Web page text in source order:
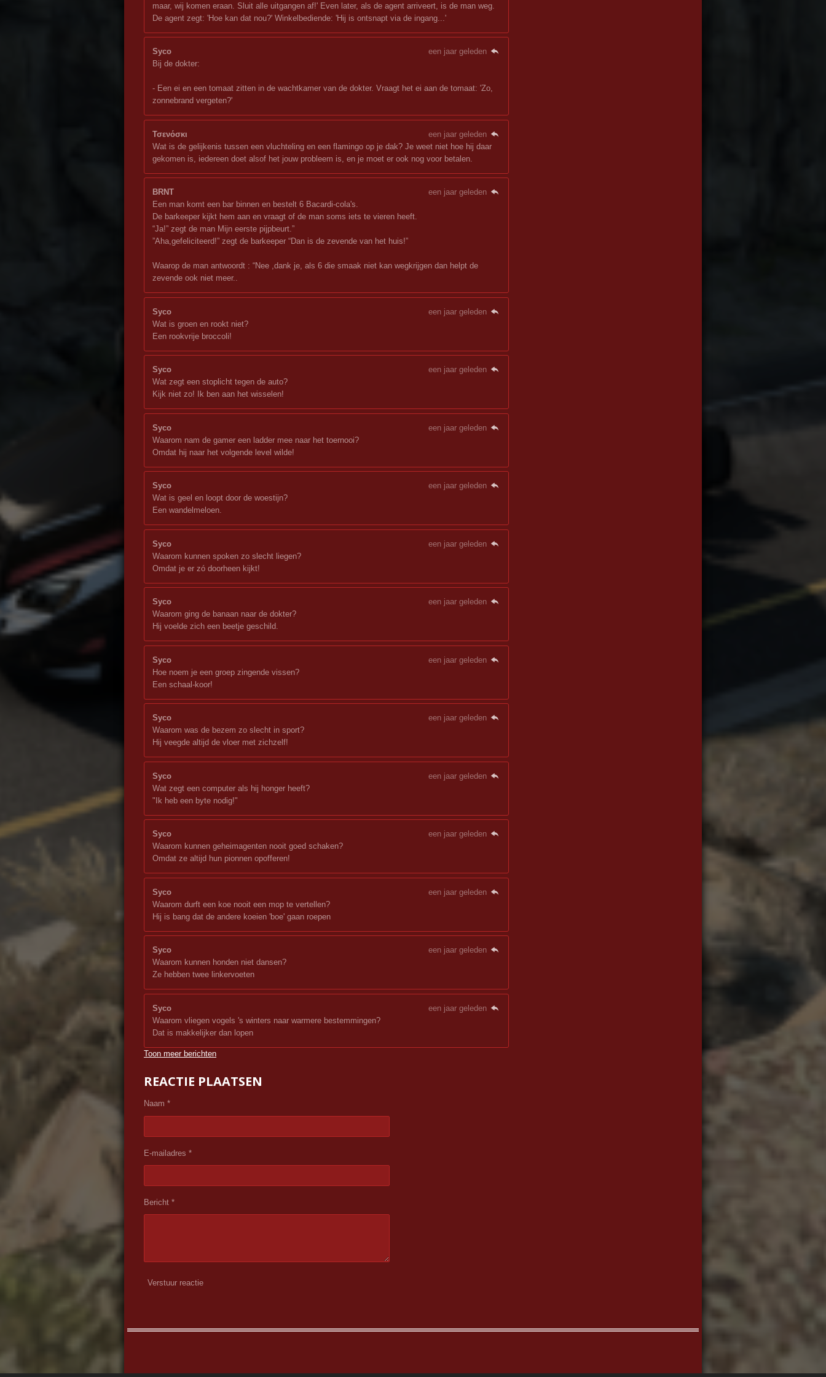
maar, wij komen eraan. Sluit alle uitgangen af!' Even later, als de agent arriveert, is de man weg.
De agent zegt: 'Hoe kan dat nou?' Winkelbediende: 'Hij is ontsnapt via de ingang...'
Syco
een jaar geleden
Bij de dokter:
- Een ei en een tomaat zitten in de wachtkamer van de dokter. Vraagt het ei aan de tomaat: 'Zo,
zonnebrand vergeten?'
Τσενόσκι
een jaar geleden
Wat is de gelijkenis tussen een vluchteling en een flamingo op je dak? Je weet niet hoe hij daar
gekomen is, iedereen doet alsof het jouw probleem is, en je moet er ook nog voor betalen.
BRNT
een jaar geleden
Een man komt een bar binnen en bestelt 6 Bacardi-cola's.
De barkeeper kijkt hem aan en vraagt of de man soms iets te vieren heeft.
“Ja!” zegt de man Mijn eerste pijpbeurt.”
”Aha,gefeliciteerd!” zegt de barkeeper “Dan is de zevende van het huis!”
Waarop de man antwoordt : “Nee ,dank je, als 6 die smaak niet kan wegkrijgen dan helpt de
zevende ook niet meer..
Syco
een jaar geleden
Wat is groen en rookt niet?
Een rookvrije broccoli!
Syco
een jaar geleden
Wat zegt een stoplicht tegen de auto?
Kijk niet zo! Ik ben aan het wisselen!
Syco
een jaar geleden
Waarom nam de gamer een ladder mee naar het toernooi?
Omdat hij naar het volgende level wilde!
Syco
een jaar geleden
Wat is geel en loopt door de woestijn?
Een wandelmeloen.
Syco
een jaar geleden
Waarom kunnen spoken zo slecht liegen?
Omdat je er zó doorheen kijkt!
Syco
een jaar geleden
Waarom ging de banaan naar de dokter?
Hij voelde zich een beetje geschild.
Syco
een jaar geleden
Hoe noem je een groep zingende vissen?
Een schaal-koor!
Syco
een jaar geleden
Waarom was de bezem zo slecht in sport?
Hij veegde altijd de vloer met zichzelf!
Syco
een jaar geleden
Wat zegt een computer als hij honger heeft?
"Ik heb een byte nodig!"
Syco
een jaar geleden
Waarom kunnen geheimagenten nooit goed schaken?
Omdat ze altijd hun pionnen opofferen!
Syco
een jaar geleden
Waarom durft een koe nooit een mop te vertellen?
Hij is bang dat de andere koeien 'boe' gaan roepen
Syco
een jaar geleden
Waarom kunnen honden niet dansen?
Ze hebben twee linkervoeten
Syco
een jaar geleden
Waarom vliegen vogels 's winters naar warmere bestemmingen?
Dat is makkelijker dan lopen
Toon meer berichten
REACTIE PLAATSEN
Naam *
E-mailadres *
Bericht *
Verstuur reactie